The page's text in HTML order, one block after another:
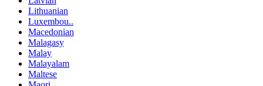
Lithuanian
Luxembou..
Macedonian
Malagasy
Malay
Malayalam
Maltese